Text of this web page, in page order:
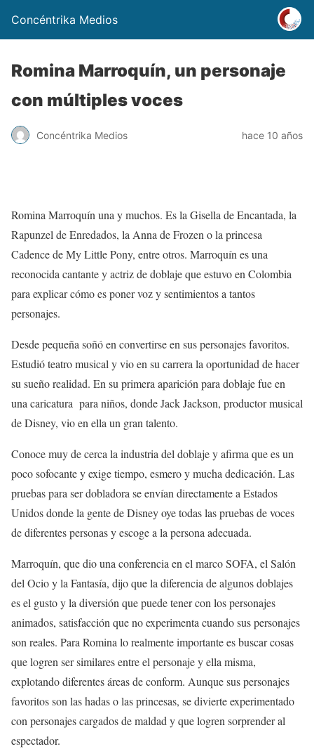
Concéntrika Medios
Romina Marroquín, un personaje
con múltiples voces
Concéntrika Medios hace 10 años
Romina Marroquín una y muchos. Es la Gisella de Encantada, la
Rapunzel de Enredados, la Anna de Frozen o la princesa
Cadence de My Little Pony, entre otros. Marroquín es una
reconocida cantante y actriz de doblaje que estuvo en Colombia
para explicar cómo es poner voz y sentimientos a tantos
personajes.
Desde pequeña soñó en convertirse en sus personajes favoritos.
Estudió teatro musical y vio en su carrera la oportunidad de hacer
su sueño realidad. En su primera aparición para doblaje fue en
una caricatura para niños, donde Jack Jackson, productor musical
de Disney, vio en ella un gran talento.
Conoce muy de cerca la industria del doblaje y afirma que es un
poco sofocante y exige tiempo, esmero y mucha dedicación. Las
pruebas para ser dobladora se envían directamente a Estados
Unidos donde la gente de Disney oye todas las pruebas de voces
de diferentes personas y escoge a la persona adecuada.
Marroquín, que dio una conferencia en el marco SOFA, el Salón
del Ocio y la Fantasía, dijo que la diferencia de algunos doblajes
es el gusto y la diversión que puede tener con los personajes
animados, satisfacción que no experimenta cuando sus personajes
son reales. Para Romina lo realmente importante es buscar cosas
que logren ser similares entre el personaje y ella misma,
explotando diferentes áreas de conform. Aunque sus personajes
favoritos son las hadas o las princesas, se divierte experimentado
con personajes cargados de maldad y que logren sorprender al
espectador.